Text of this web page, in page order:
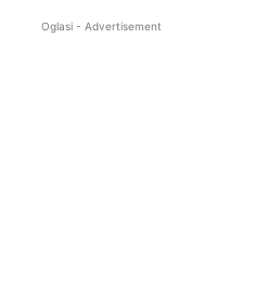
Oglasi - Advertisement